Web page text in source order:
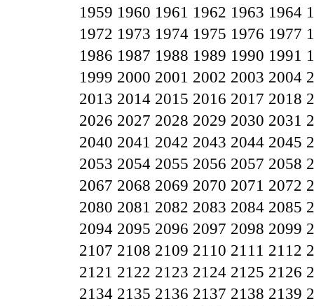
1959 1960 1961 1962 1963 1964
1972 1973 1974 1975 1976 1977
1986 1987 1988 1989 1990 1991
1999 2000 2001 2002 2003 2004
2013 2014 2015 2016 2017 2018
2026 2027 2028 2029 2030 2031
2040 2041 2042 2043 2044 2045
2053 2054 2055 2056 2057 2058
2067 2068 2069 2070 2071 2072
2080 2081 2082 2083 2084 2085
2094 2095 2096 2097 2098 2099
2107 2108 2109 2110 2111 2112
2121 2122 2123 2124 2125 2126
2134 2135 2136 2137 2138 2139